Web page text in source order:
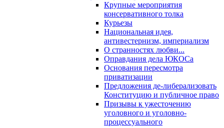
Крупные мероприятия
консервативного толка
Курьезы
Национальная идея,
антивестернизм, империализм
О странностях любви...
Оправдания дела ЮКОСа
Основания пересмотра
приватизации
Предложения де-либерализовать
Конституцию и публичное право
Призывы к ужесточению
уголовного и уголовно-
процессуального